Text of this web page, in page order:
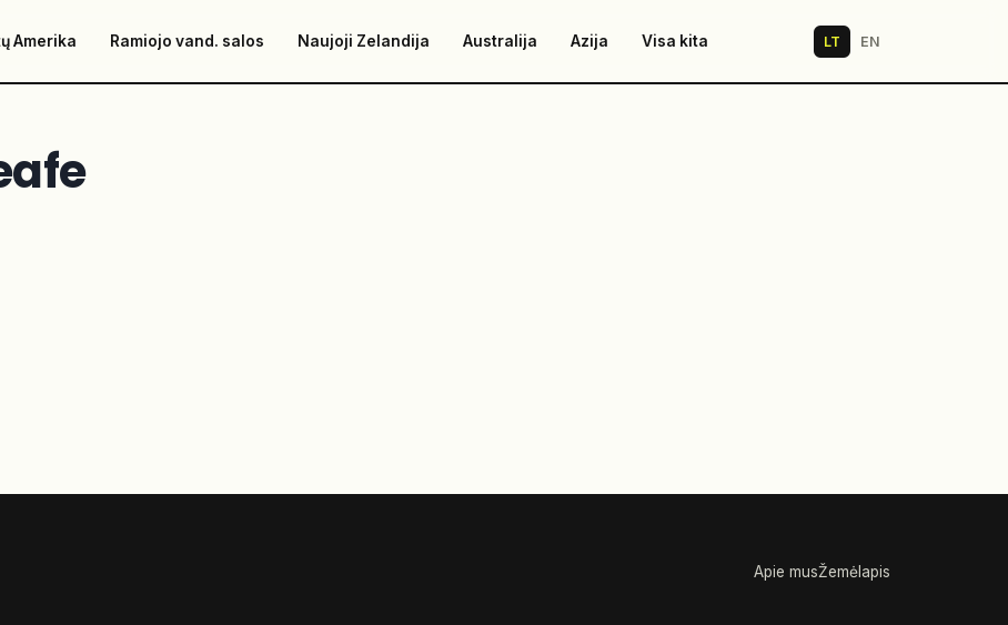
Amerika Ramiojo vand. salos Naujoji Zelandija Australija Azija Visa kita LT EN
Apie musŽemėlapis